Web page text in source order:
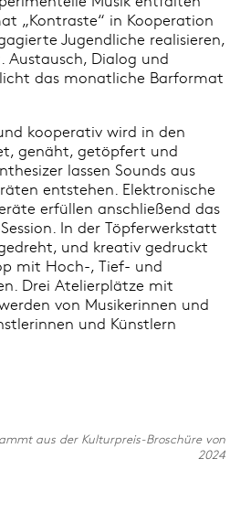
„Kontraste“ in Kooperation
Jugendliche realisieren,
Austausch, Dialog und
das monatliche Barformat
kooperativ wird in den
genäht, getöpfert und
lassen Sounds aus
entstehen. Elektronische
erfüllen anschließend das
In der Töpferwerkstatt
und kreativ gedruckt
mit Hoch-, Tief- und
Drei Atelierplätze mit
von Musikerinnen und
und Künstlern
aus der Kulturpreis-Broschüre von
2024